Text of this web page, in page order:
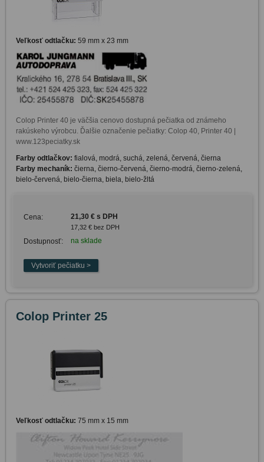
Veľkosť odtlačku: 59 mm x 23 mm
Colop Printer 40 je väčšia cenovo dostupná pečiatka od známeho
rakúskeho výrobcu. Ďalšie označenie pečiatky: Colop 40, Printer 40 |
www.123peciatky.sk
Farby odtlačkov: fialová, modrá, suchá, zelená, červená, čierna
Farby mechaník: čierna, čierno-červená, čierno-modrá, čierno-zelená,
bielo-červená, bielo-čierna, biela, bielo-žltá
Cena: 21,30 € s DPH
17,32 € bez DPH
Dostupnosť: na sklade
Colop Printer 25
Veľkosť odtlačku: 75 mm x 15 mm